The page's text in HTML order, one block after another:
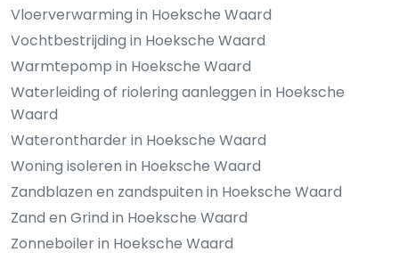
Vloerverwarming in Hoeksche Waard
Vochtbestrijding in Hoeksche Waard
Warmtepomp in Hoeksche Waard
Waterleiding of riolering aanleggen in Hoeksche
Waard
Waterontharder in Hoeksche Waard
Woning isoleren in Hoeksche Waard
Zandblazen en zandspuiten in Hoeksche Waard
Zand en Grind in Hoeksche Waard
Zonneboiler in Hoeksche Waard